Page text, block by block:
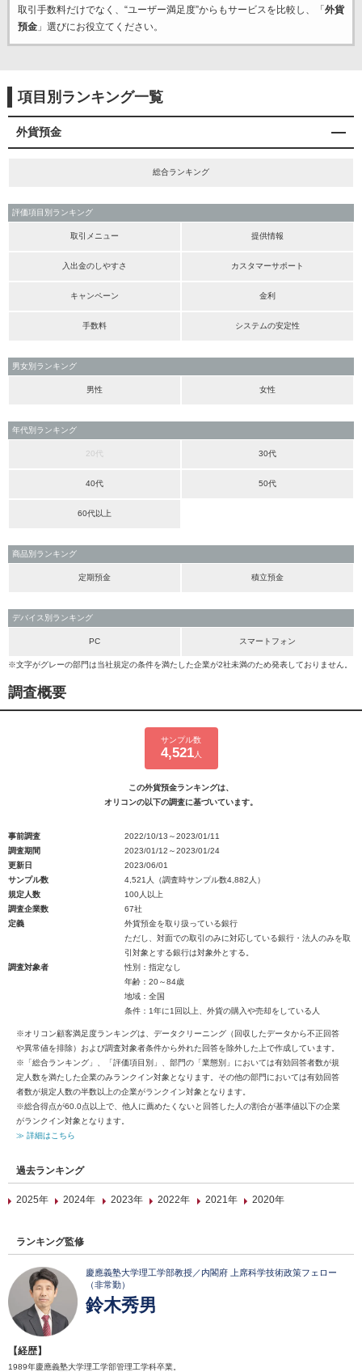
取引手数料だけでなく、“ユーザー満足度”からもサービスを比較し、「 外貨
預金」選びにお役立てください。
項目別ランキング一覧
外貨預金
総合ランキング
評価項目別ランキング
取引メニュー 提供情報
入出金のしやすさ カスタマーサポート
キャンペーン 金利
手数料 システムの安定性
男女別ランキング
男性 女性
年代別ランキング
20代 30代
40代 50代
60代以上
商品別ランキング
定期預金 積立預金
デバイス別ランキング
PC スマートフォン
※文字がグレーの部門は当社規定の条件を満たした企業が2社未満のため発表しておりません。
調査概要
サンプル数
4,521人
この外貨預金ランキングは、
オリコンの以下の調査に基づいています。
事前調査
2022/10/13～2023/01/11
調査期間
2023/01/12～2023/01/24
更新日
2023/06/01
サンプル数
4,521人（調査時サンプル数4,882人）
規定人数
100人以上
調査企業数
67社
定義
外貨預金を取り扱っている銀行
ただし、対面での取引のみに対応している銀行・法人のみを取
引対象とする銀行は対象外とする。
調査対象者
性別：指定なし
年齢：20～84歳
地域：全国
条件：1年に1回以上、外貨の購入や売却をしている人
※オリコン顧客満足度ランキングは、データクリーニング（回収したデータから不正回答
や異常値を排除）および調査対象者条件から外れた回答を除外した上で作成しています。
※「総合ランキング」、「評価項目別」、部門の「業態別」においては有効回答者数が規
定人数を満たした企業のみランクイン対象となります。その他の部門においては有効回答
者数が規定人数の半数以上の企業がランクイン対象となります。
※総合得点が60.0点以上で、他人に薦めたくないと回答した人の割合が基準値以下の企業
がランクイン対象となります。
≫ 詳細はこちら
過去ランキング
2025年 2024年 2023年 2022年 2021年 2020年
ランキング監修
慶應義塾大学理工学部教授／内閣府 上席科学技術政策フェロー
（非常勤）
鈴木秀男
【経歴】
1989年慶應義塾大学理工学部管理工学科卒業。